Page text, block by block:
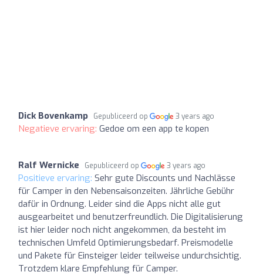
Dick Bovenkamp Gepubliceerd op 3 years ago
Negatieve ervaring: Gedoe om een app te kopen
Ralf Wernicke Gepubliceerd op 3 years ago
Positieve ervaring: Sehr gute Discounts und Nachlässe
für Camper in den Nebensaisonzeiten. Jährliche Gebühr
dafür in Ordnung. Leider sind die Apps nicht alle gut
ausgearbeitet und benutzerfreundlich. Die Digitalisierung
ist hier leider noch nicht angekommen, da besteht im
technischen Umfeld Optimierungsbedarf. Preismodelle
und Pakete für Einsteiger leider teilweise undurchsichtig.
Trotzdem klare Empfehlung für Camper.